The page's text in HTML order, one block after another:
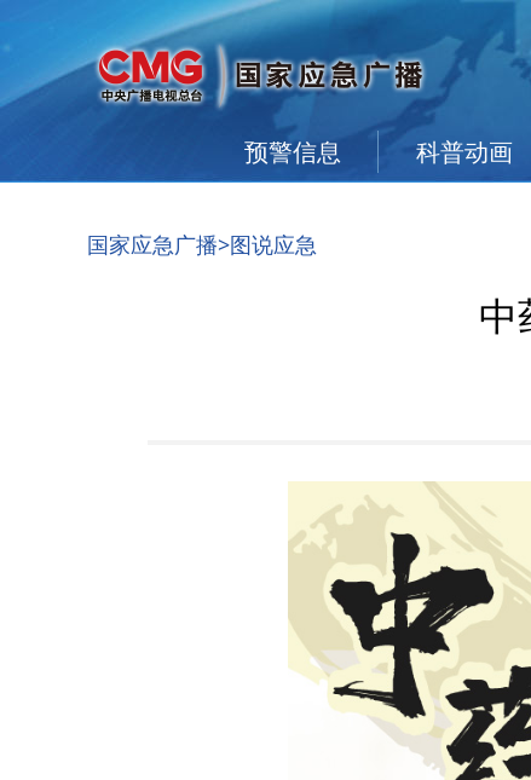
预警信息 科普动画
国家应急广播>图说应急
中